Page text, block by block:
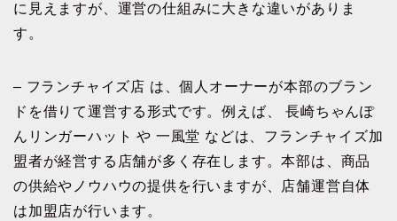
に見えますが、運営の仕組みに大きな違いがありま
す。
– フランチャイズ店 は、個人オーナーが本部のブラン
ドを借りて運営する形式です。例えば、 長崎ちゃんぽ
んリンガーハット や 一風堂 などは、フランチャイズ加
盟者が経営する店舗が多く存在します。本部は、商品
の供給やノウハウの提供を行いますが、店舗運営自体
は加盟店が行います。